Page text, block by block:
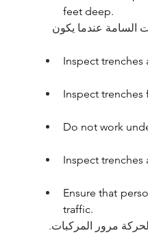
feet deep.
السامة عندما يكون
Inspect trenches
Inspect
Do not work
Inspect
Ensure that
traffic.
مرور المركبات.